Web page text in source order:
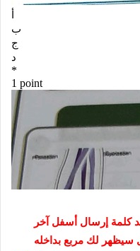
كلمة إرسال أسفل آخر
سيظهر لك مربع بداخله